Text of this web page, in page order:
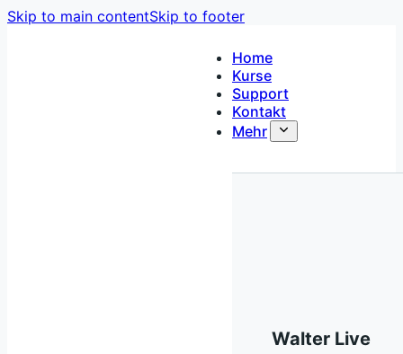
Skip to main contentSkip to footer
Home
Kurse
Support
Kontakt
Mehr
Walter Live